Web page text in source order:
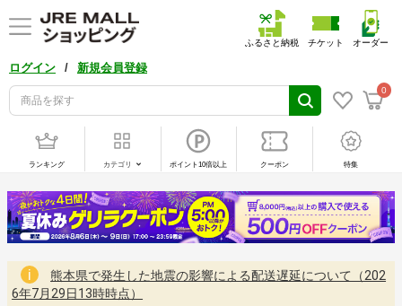
ログイン / 新規会員登録
0
ふるさと納税 チケット オーダー
ランキング カテゴリ ポイント10倍以上 クーポン 特集
熊本県で発生した地震の影響による配送遅延について（202
6年7月29日13時時点）